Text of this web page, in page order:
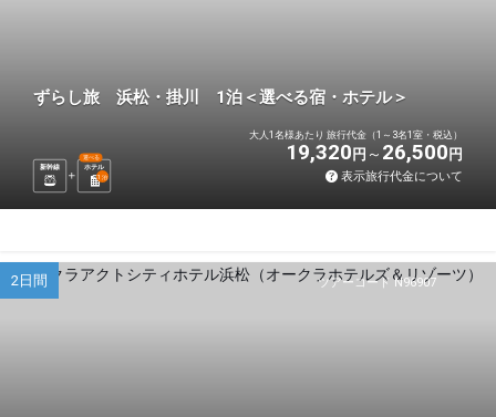
ずらし旅 浜松・掛川 1泊＜選べる宿・ホテル＞
新幹線 ホテル
選べる
1 泊
大人1名様あたり 旅行代金（1～3名1室・税込）
19,320 円 26,500 円
表示旅行代金について
ツアーコード N96907
2日間